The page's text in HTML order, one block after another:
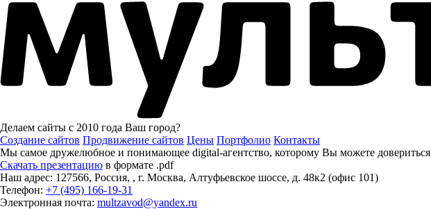
Делаем сайты с 2010 года Ваш город?
Создание сайтов Продвижение сайтов Цены Портфолио Контакты
Мы самое дружелюбное и понимающее digital-агентство, которому Вы можете довериться
Скачать презентацию в формате .pdf
Наш адрес: 127566, Россия, , г. Москва, Алтуфьевское шоссе, д. 48к2 (офис 101)
Телефон: +7 (495) 166-19-31
Электронная почта: multzavod@yandex.ru